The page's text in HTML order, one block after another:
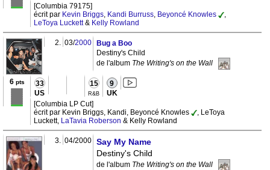
[Columbia 79175]
écrit par Kevin Briggs, Kandi Burruss, Beyoncé Knowles
,
LeToya Luckett& Kelly Rowland
2. 03/2000
Bug a Boo
Destiny's Child
de l'album The Writing's on the Wall
6pts 33
US
15
R&B
9
UK
[Columbia LP Cut]
écrit par Kevin Briggs, Kandi, Beyoncé Knowles
, LeToya
Luckett, LaTavia Roberson & Kelly Rowland
3. 04/2000 Say My Name
Destiny's Child
de l'album The Writing's on the Wall